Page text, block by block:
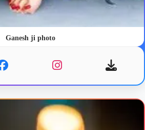
Ganesh ji photo